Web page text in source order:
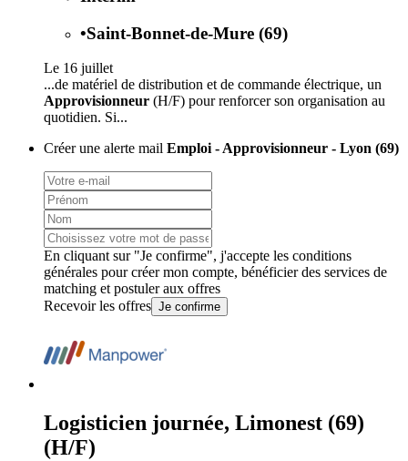
•Saint-Bonnet-de-Mure (69)
Le 16 juillet
...de matériel de distribution et de commande électrique, un
Approvisionneur (H/F) pour renforcer son organisation au
quotidien. Si...
Créer une alerte mail Emploi - Approvisionneur - Lyon (69)
En cliquant sur "Je confirme", j'accepte les conditions
générales pour créer mon compte, bénéficier des services de
matching et postuler aux offres
Recevoir les offres Je confirme
Logisticien journée, Limonest (69)
(H/F)